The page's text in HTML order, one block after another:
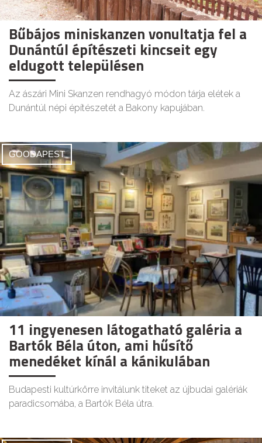
Bűbájos miniskanzen vonultatja fel a
Dunántúl építészeti kincseit egy
eldugott településen
Az ászári Mini Skanzen rendhagyó módon tárja elétek a
Dunántúl népi építészetét a Bakony kapujában.
GOODAPEST
11 ingyenesen látogatható galéria a
Bartók Béla úton, ami hűsítő
menedéket kínál a kánikulában
Budapesti kultúrkörre invitálunk titeket az újbudai galériák
paradicsomába, a Bartók Béla útra.